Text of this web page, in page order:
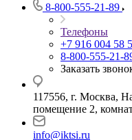
8-800-555-21-89
Телефоны
+7 916 004 58
8-800-555-21-
Заказать
117556, г. Москва,
помещение 2,
info@iktsi.ru